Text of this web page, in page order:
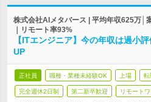
株式会社AIメタバース | 平均年収625万│
｜リモート率93%
【ITエンジニア】今の年収は過小
UP
正社員 職種・業種未経験OK 上場 転
完全週休2日制 第二新卒歓迎 リモート